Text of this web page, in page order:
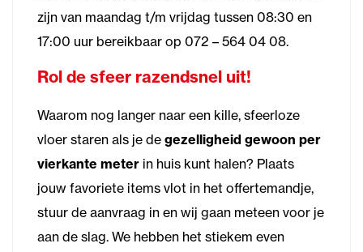
zijn van maandag t/m vrijdag tussen 08:30 en
17:00 uur bereikbaar op 072 – 564 04 08.
Rol de sfeer razendsnel uit!
Waarom nog langer naar een kille, sfeerloze
vloer staren als je de gezelligheid gewoon per
vierkante meter in huis kunt halen? Plaats
jouw favoriete items vlot in het offertemandje,
stuur de aanvraag in en wij gaan meteen voor je
aan de slag. We hebben het stiekem even